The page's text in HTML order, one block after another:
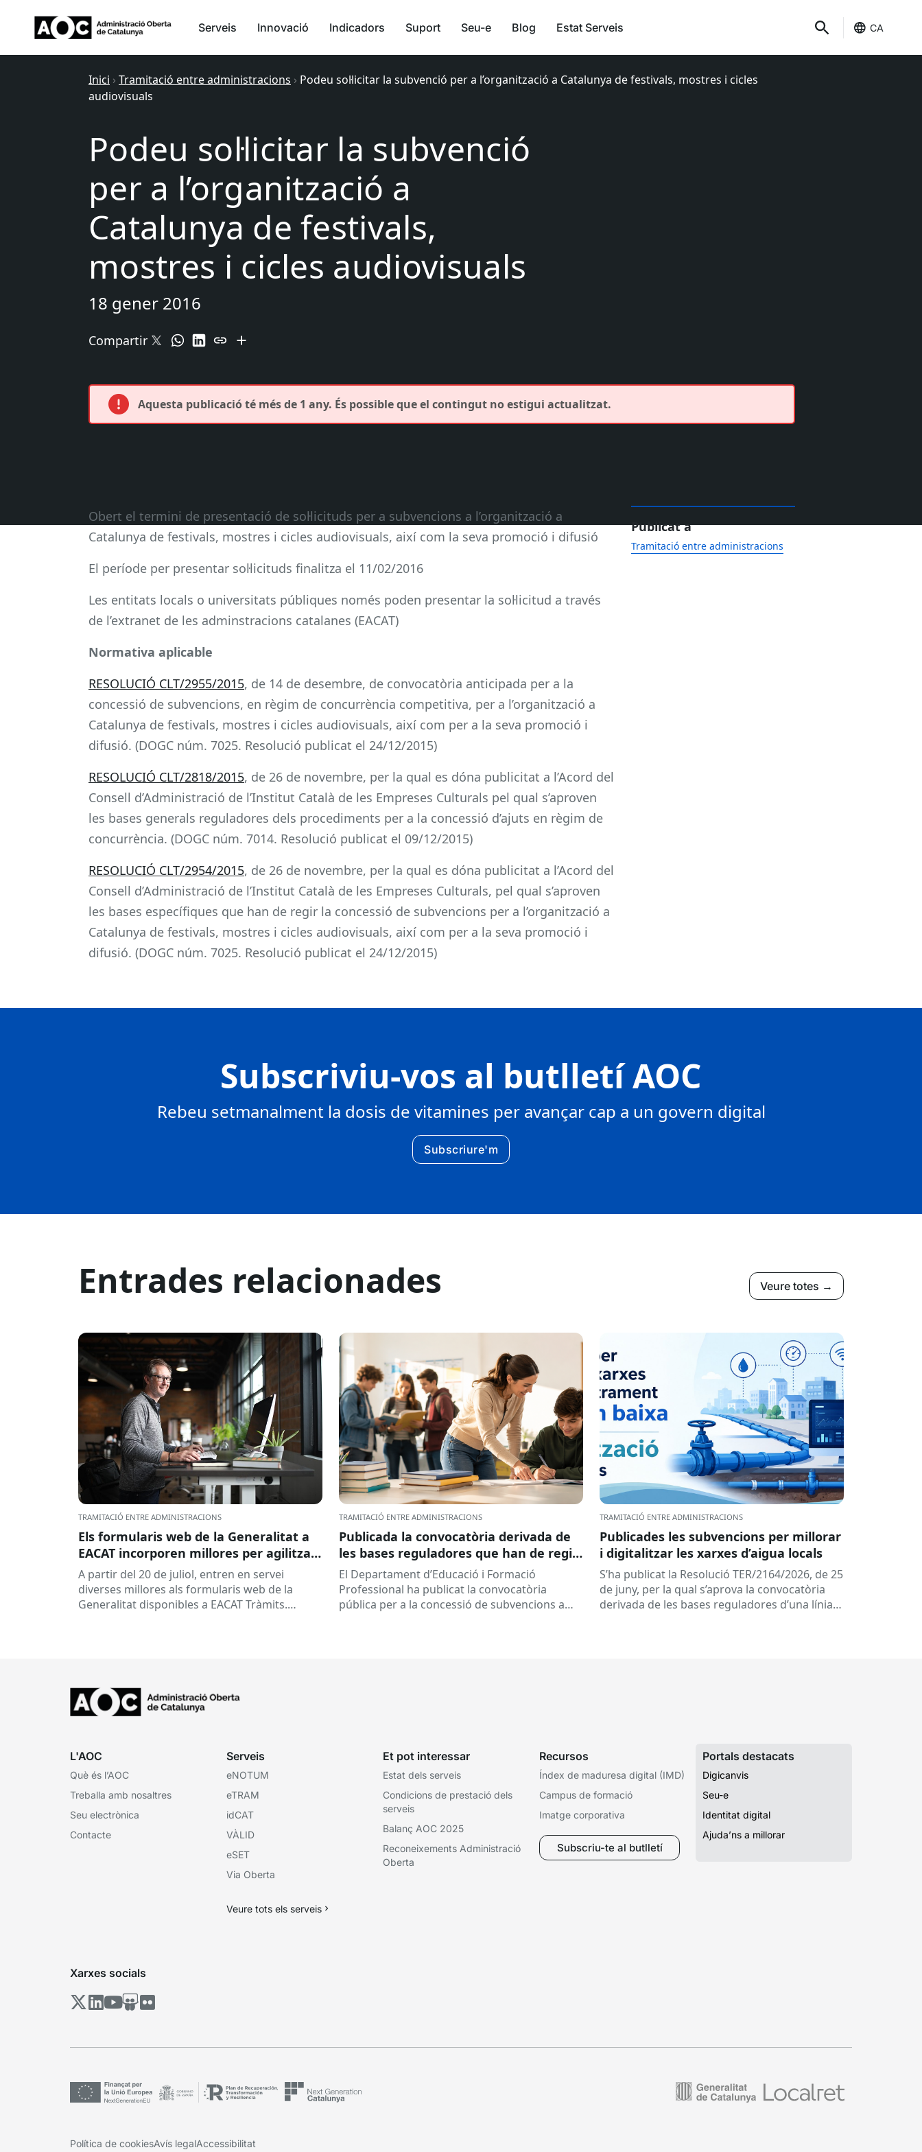
Serveis Innovació Indicadors Suport Seu-e Blog Estat Serveis CA
Inici › Tramitació entre administracions › Podeu sol·licitar la subvenció per a l’organització a Catalunya de festivals, mostres i cicles
audiovisuals
Podeu sol·licitar la subvenció
per a l’organització a
Catalunya de festivals,
mostres i cicles audiovisuals
18 gener 2016
Compartir
Aquesta publicació té més de 1 any. És possible que el contingut no estigui actualitzat.
Obert el termini de presentació de sol·licituds per a subvencions a l’organització a
Catalunya de festivals, mostres i cicles audiovisuals, així com la seva promoció i difusió
El període per presentar sol·licituds finalitza el 11/02/2016
Les entitats locals o universitats públiques només poden presentar la sol·licitud a través
de l’extranet de les adminstracions catalanes (EACAT)
Normativa aplicable
RESOLUCIÓ CLT/2955/2015, de 14 de desembre, de convocatòria anticipada per a la
concessió de subvencions, en règim de concurrència competitiva, per a l’organització a
Catalunya de festivals, mostres i cicles audiovisuals, així com per a la seva promoció i
difusió. (DOGC núm. 7025. Resolució publicat el 24/12/2015)
RESOLUCIÓ CLT/2818/2015, de 26 de novembre, per la qual es dóna publicitat a l’Acord del
Consell d’Administració de l’Institut Català de les Empreses Culturals pel qual s’aproven
les bases generals reguladores dels procediments per a la concessió d’ajuts en règim de
concurrència. (DOGC núm. 7014. Resolució publicat el 09/12/2015)
RESOLUCIÓ CLT/2954/2015, de 26 de novembre, per la qual es dóna publicitat a l’Acord del
Consell d’Administració de l’Institut Català de les Empreses Culturals, pel qual s’aproven
les bases específiques que han de regir la concessió de subvencions per a l’organització a
Catalunya de festivals, mostres i cicles audiovisuals, així com per a la seva promoció i
difusió. (DOGC núm. 7025. Resolució publicat el 24/12/2015)
Publicat a
Tramitació entre administracions
Subscriviu-vos al butlletí AOC
Rebeu setmanalment la dosis de vitamines per avançar cap a un govern digital
Subscriure'm
Entrades relacionades Veure totes →
TRAMITACIÓ ENTRE ADMINISTRACIONS
Els formularis web de la Generalitat a
EACAT incorporen millores per agilitzar
la tramitació
A partir del 20 de juliol, entren en servei
diverses millores als formularis web de la
Generalitat disponibles a EACAT Tràmits.
TRAMITACIÓ ENTRE ADMINISTRACIONS
Publicada la convocatòria derivada de
les bases reguladores que han de regir
la concessió de subvencions a centres
educatius, per al desenvolupament de
programes de formació i inserció,
El Departament d’Educació i Formació
Professional ha publicat la convocatòria
pública per a la concessió de subvencions a
TRAMITACIÓ ENTRE ADMINISTRACIONS
Publicades les subvencions per millorar
i digitalitzar les xarxes d’aigua locals
S’ha publicat la Resolució TER/2164/2026, de 25
de juny, per la qual s’aprova la convocatòria
derivada de les bases reguladores d’una línia
L'AOC
Què és l’AOC
Treballa amb nosaltres
Seu electrònica
Contacte
Serveis
eNOTUM
eTRAM
idCAT
VÀLID
eSET
Via Oberta
Veure tots els serveis
Et pot interessar
Estat dels serveis
Condicions de prestació dels
serveis
Balanç AOC 2025
Reconeixements Administració
Oberta
Recursos
Índex de maduresa digital (IMD)
Campus de formació
Imatge corporativa
Subscriu-te al butlletí
Portals destacats
Digicanvis
Seu-e
Identitat digital
Ajuda’ns a millorar
Xarxes socials
Política de cookiesAvís legalAccessibilitat